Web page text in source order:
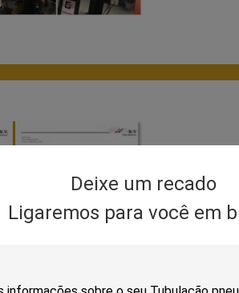
Deixe um recado
Ligaremos para você em